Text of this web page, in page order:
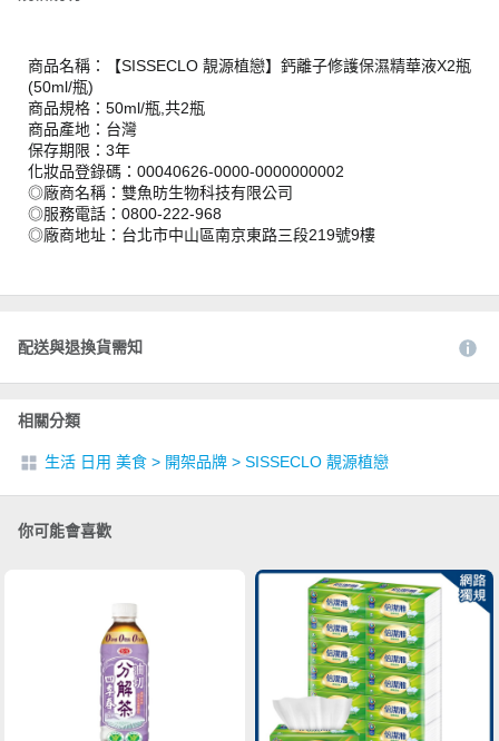
商品名稱：【SISSECLO 靚源植戀】鈣離子修護保濕精華液X2瓶
(50ml/瓶)
商品規格：50ml/瓶,共2瓶
商品產地：台灣
保存期限：3年
化妝品登錄碼：00040626-0000-0000000002
◎廠商名稱：雙魚昉生物科技有限公司
◎服務電話：0800-222-968
◎廠商地址：台北市中山區南京東路三段219號9樓
配送與退換貨需知
相關分類
生活 日用 美食 > 開架品牌 > SISSECLO 靚源植戀
你可能會喜歡